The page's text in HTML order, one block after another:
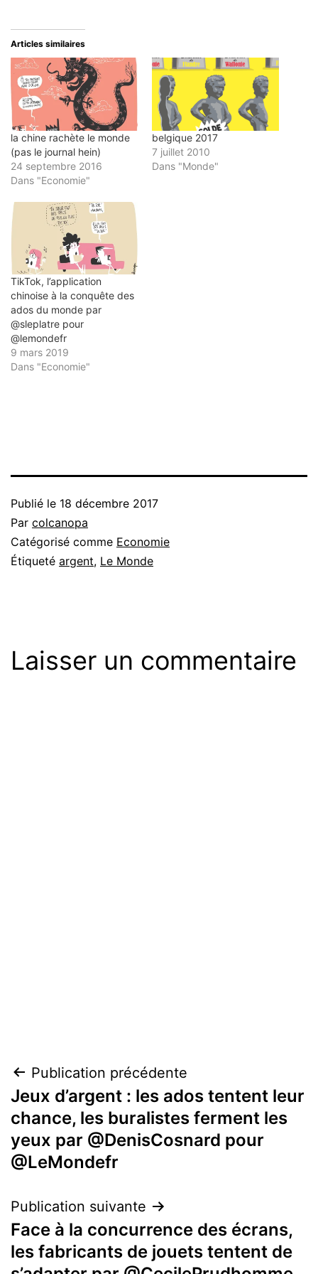
à
un
ami(ouvre
dans
une
nouvelle
fenêtre)
une
nouvelle
fenêtre)
Articles similaires
la chine rachète le monde
(pas le journal hein)
24 septembre 2016
Dans "Economie"
belgique 2017
7 juillet 2010
Dans "Monde"
TikTok, l’application
chinoise à la conquête des
ados du monde par
@sleplatre pour
@lemondefr
9 mars 2019
Dans "Economie"
Publié le 18 décembre 2017
Par colcanopa
Catégorisé comme Economie
Étiqueté argent, Le Monde
Laisser un commentaire
Navigation
de
l’article
Publication précédente
Jeux d’argent : les ados tentent leur
chance, les buralistes ferment les
yeux par @DenisCosnard pour
@LeMondefr
Publication suivante
Face à la concurrence des écrans,
les fabricants de jouets tentent de